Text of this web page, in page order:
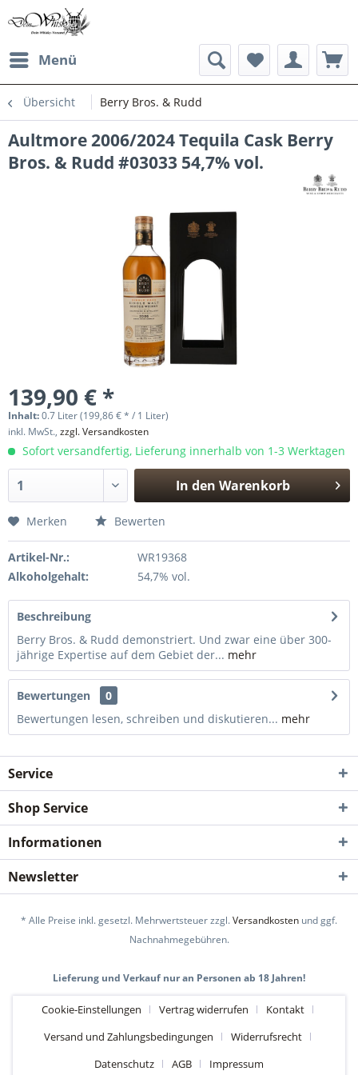
Menü
Übersicht Berry Bros. & Rudd
Aultmore 2006/2024 Tequila Cask Berry
Bros. & Rudd #03033 54,7% vol.
139,90 € *
Inhalt:0.7 Liter (199,86 € * / 1 Liter)
inkl. MwSt., zzgl. Versandkosten
Sofort versandfertig, Lieferung innerhalb von 1-3 Werktagen
In den Warenkorb
Merken Bewerten
Artikel-Nr.:
WR19368
Alkoholgehalt:
54,7% vol.
Beschreibung
Berry Bros. & Rudd demonstriert. Und zwar eine über 300-
jährige Expertise auf dem Gebiet der... mehr
Bewertungen
0
Bewertungen lesen, schreiben und diskutieren... mehr
Service
Shop Service
Informationen
Newsletter
* Alle Preise inkl. gesetzl. Mehrwertsteuer zzgl.Versandkosten und ggf.
Nachnahmegebühren.
Lieferung und Verkauf nur an Personen ab 18 Jahren!
Cookie-Einstellungen Vertrag widerrufen
Kontakt
Versand und Zahlungsbedingungen
Widerrufsrecht
Datenschutz
AGB Impressum